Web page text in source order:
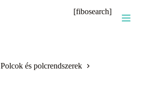
[fibosearch]
Polcok és polcrendszerek